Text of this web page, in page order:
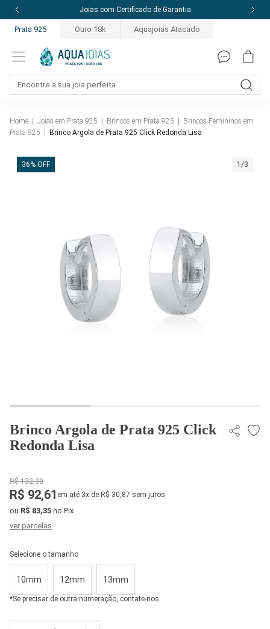
Joias com Certificado de Garantia
Prata 925 Ouro 18k Aquajoias Atacado
Home Joias em Prata 925 Brincos em Prata 925
Brincos Femininos em
Prata 925
Brinco Argola de Prata 925 Click Redonda Lisa
36% OFF 1/3
Brinco Argola de Prata 925 Click
Redonda Lisa
R$ 132,30
R$ 92,61 em até 3x de R$ 30,87 sem juros
ou R$ 83,35 no Pix
ver parcelas
Selecione o tamanho
10mm 12mm 13mm
*Se precisar de outra numeração, contate-nos.
Quantidade